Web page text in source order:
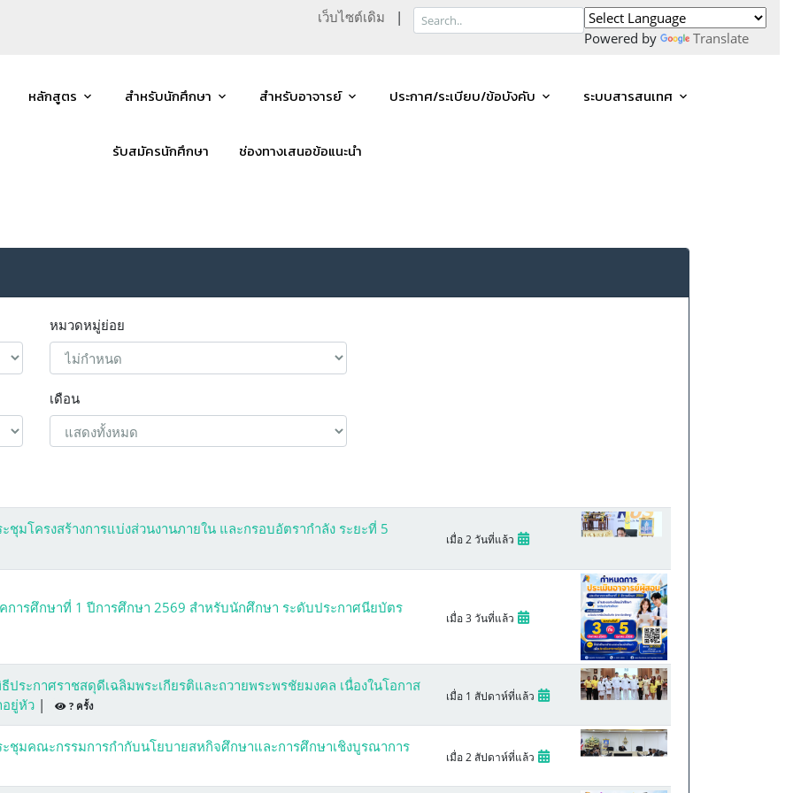
เว็บไซต์เดิม |
Powered by
Translate
หลักสูตร สำหรับนักศึกษา สำหรับอาจารย์ ประกาศ/ระเบียบ/ข้อบังคับ ระบบสารสนเทศ
รับสมัครนักศึกษา ช่องทางเสนอข้อแนะนำ
หมวดหมู่ย่อย
เดือน
มโครงสร้างการแบ่งส่วนงานภายใน และกรอบอัตรากำลัง ระยะที่ 5
เมื่อ 2 วันที่แล้ว
การศึกษาที่ 1 ปีการศึกษา 2569 สำหรับนักศึกษา ระดับประกาศนียบัตร
เมื่อ 3 วันที่แล้ว
ระกาศราชสดุดีเฉลิมพระเกียรติและถวายพระพรชัยมงคล เนื่องในโอกาส
อยู่หัว | ? ครั้ง
เมื่อ 1 สัปดาห์ที่แล้ว
ชุมคณะกรรมการกำกับนโยบายสหกิจศึกษาและการศึกษาเชิงบูรณาการ
เมื่อ 2 สัปดาห์ที่แล้ว